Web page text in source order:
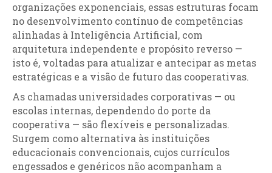
organizações exponenciais, essas estruturas focam
no desenvolvimento contínuo de competências
alinhadas à Inteligência Artificial, com
arquitetura independente e propósito reverso —
isto é, voltadas para atualizar e antecipar as metas
estratégicas e a visão de futuro das cooperativas.
As chamadas universidades corporativas — ou
escolas internas, dependendo do porte da
cooperativa — são flexíveis e personalizadas.
Surgem como alternativa às instituições
educacionais convencionais, cujos currículos
engessados e genéricos não acompanham a